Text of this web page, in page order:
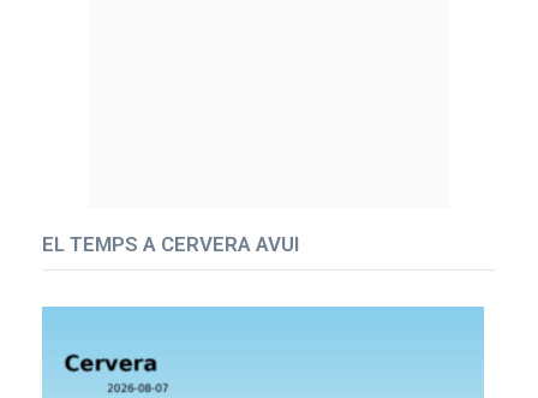
EL TEMPS A CERVERA AVUI